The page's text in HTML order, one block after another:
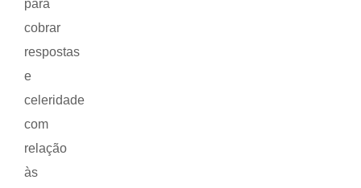
para
cobrar
respostas
e
celeridade
com
relação
às